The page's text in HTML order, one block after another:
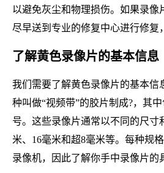
以避免灰尘和物理损伤。如果录像
尽早送到专业的修复中心进行修复
了解黄色录像片的基本信息
我们需要了解黄色录像片的基本信
种叫做“视频带”的胶片制成?，其
号。这些录像片通常以不同的尺寸
米、16毫米和超8毫米等。每种规
录像机，因此了解你手中录像片的